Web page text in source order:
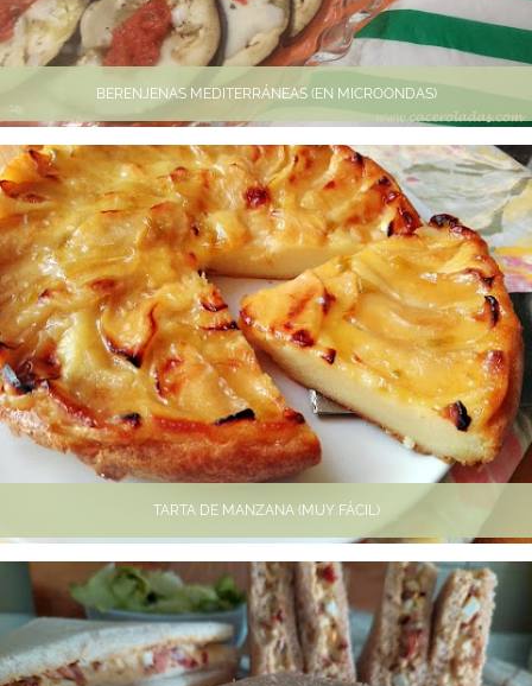
BERENJENAS MEDITERRÁNEAS (EN MICROONDAS)
TARTA DE MANZANA (MUY FÁCIL)